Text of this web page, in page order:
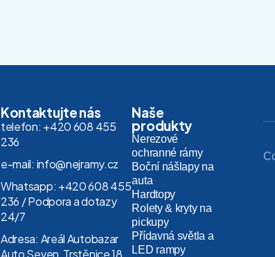
Kontaktujte nás
telefon: +420 608 455
236
e-mail: info@nejramy.cz
Whatsapp: +420 608 455
236 / Podpora a dotazy
24/7
Adresa: Areál Autobazar
Auto Seven, Trstěnice 18,
Naše
produkty
Nerezové
ochranné rámy
Boční nášlapy na
auta
Hardtopy
Rolety & kryty na
pickupy
Přídavná světla a
LED rampy